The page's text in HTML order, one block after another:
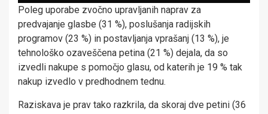
Poleg uporabe zvočno upravljanih naprav za
predvajanje glasbe (31 %), poslušanja radijskih
programov (23 %) in postavljanja vprašanj (13 %), je
tehnološko ozaveščena petina (21 %) dejala, da so
izvedli nakupe s pomočjo glasu, od katerih je 19 % tak
nakup izvedlo v predhodnem tednu.
Raziskava je prav tako razkrila, da skoraj dve petini (36